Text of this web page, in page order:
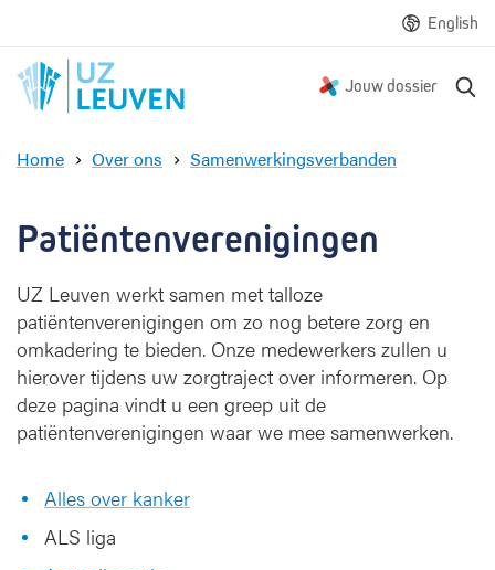
English
Jouw dossier
Home Over ons Samenwerkingsverbanden
t
e
n
r
Patiëntenverenigingen
UZ Leuven werkt samen met talloze
patiëntenverenigingen om zo nog betere zorg en
omkadering te bieden. Onze medewerkers zullen u
hierover tijdens uw zorgtraject over informeren. Op
deze pagina vindt u een greep uit de
patiëntenverenigingen waar we mee samenwerken.
Alles over kanker
ALS liga